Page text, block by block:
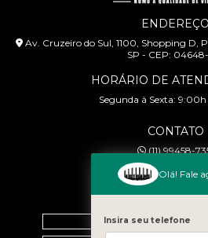
ENDEREÇO
Av. Cruzeiro do Sul, 1100, Shopping D,
SP - CEP:
HORÁRIO DE
Segunda à Sexta:
CONTATO
(11) 99458-
Home
Olá! Fale
Insira seu telefone